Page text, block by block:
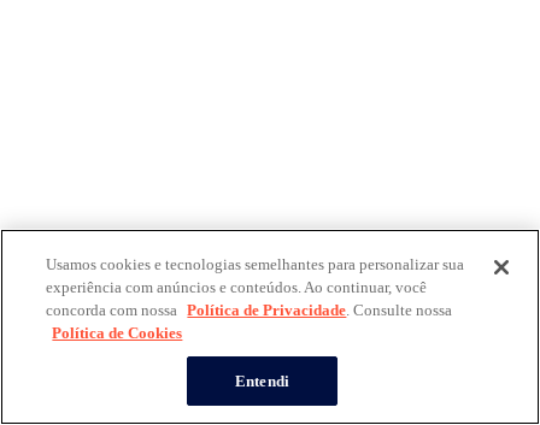
Usamos cookies e tecnologias semelhantes para personalizar sua
experiência com anúncios e conteúdos. Ao continuar, você
concorda com nossa Política de Privacidade. Consulte nossa
Política de Cookies
Entendi